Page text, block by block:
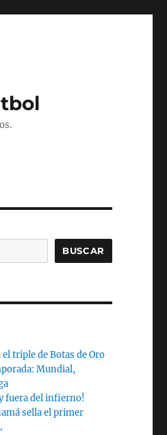
BUSCAR
triple de Botas de Oro
Mundial,
fuera del infierno!
sella el primer